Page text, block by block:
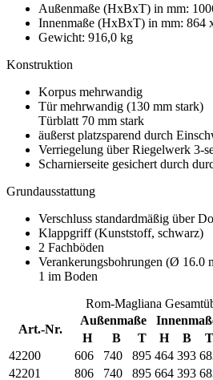
Außenmaße (HxBxT) in mm:
Innenmaße (HxBxT) in mm: 864
Gewicht: 916,0 kg
Konstruktion
Korpus mehrwandig
Tür mehrwandig (130 mm stark)
Türblatt 70 mm stark
äußerst platzsparend durch
Verriegelung über Riegelwerk 3-
Scharnierseite gesichert durch
Grundausstattung
Verschluss standardmäßig über
Klappgriff (Kunststoff, schwarz)
2 Fachböden
Verankerungsbohrungen (Ø 16.0
1 im Boden
Rom-Magliana
Art.-Nr.
Außenmaße
H B T H B
T
42200
606 740 895 464 393
42201
806 740 895 664 393